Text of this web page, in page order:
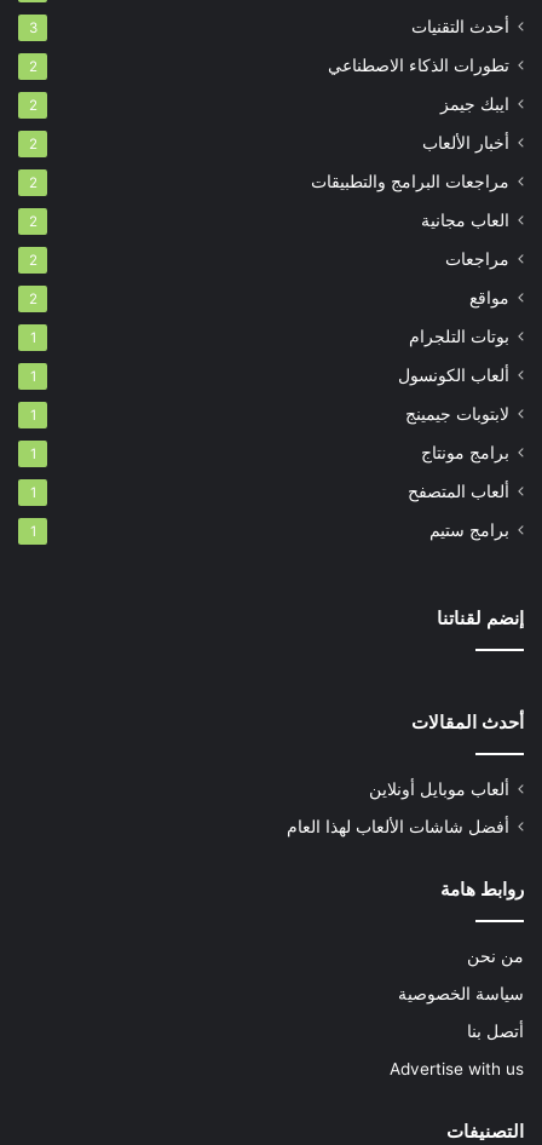
أحدث التقنيات 3
تطورات الذكاء الاصطناعي 2
ايبك جيمز 2
أخبار الألعاب 2
مراجعات البرامج والتطبيقات 2
العاب مجانية 2
مراجعات 2
مواقع 2
بوتات التلجرام 1
ألعاب الكونسول 1
لابتوبات جيمينج 1
برامج مونتاج 1
ألعاب المتصفح 1
برامج ستيم 1
إنضم لقناتنا
أحدث المقالات
ألعاب موبايل أونلاين
أفضل شاشات الألعاب لهذا العام
روابط هامة
من نحن
سياسة الخصوصية
أتصل بنا
Advertise with us
التصنيفات